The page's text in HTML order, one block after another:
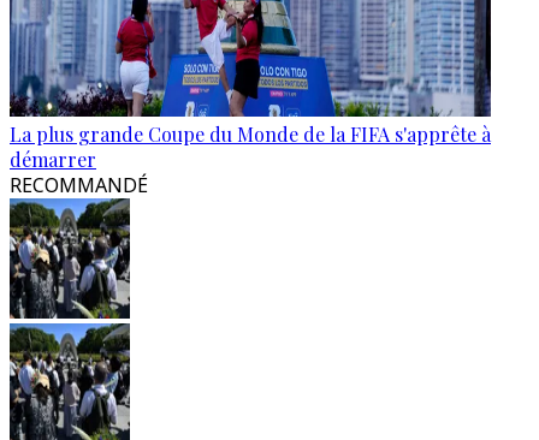
La plus grande Coupe du Monde de la FIFA s'apprête à
démarrer
RECOMMANDÉ